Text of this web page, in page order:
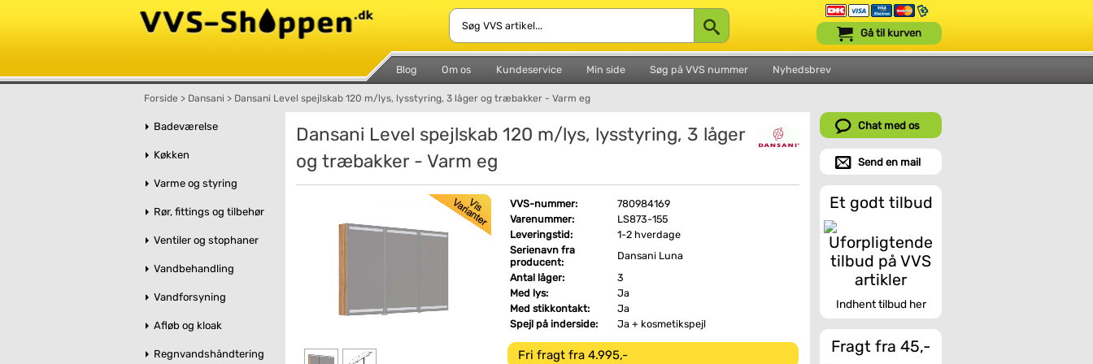
Blog Om os Kundeservice Min side Søg på VVS nummer Nyhedsbrev
Gå til kurven
Forside > Dansani > Dansani Level spejlskab 120 m/lys, lysstyring, 3 låger og træbakker - Varm eg
Badeværelse
Køkken
Varme og styring
Rør, fittings og tilbehør
Ventiler og stophaner
Vandbehandling
Vandforsyning
Afløb og kloak
Regnvandshåndtering
Dansani Level spejlskab 120 m/lys, lysstyring, 3 låger
og træbakker - Varm eg
VVS-nummer:
780984169
Varenummer:
LS873-155
Leveringstid:
1-2 hverdage
Serienavn fra
producent:
Dansani Luna
Antal låger:
3
Med lys:
Ja
Med stikkontakt:
Ja
Spejl på inderside:
Ja + kosmetikspejl
Fri fragt fra 4.995,-
Chat med os
Send en mail
Et godt tilbud
Indhent tilbud her
Fragt fra 45,-